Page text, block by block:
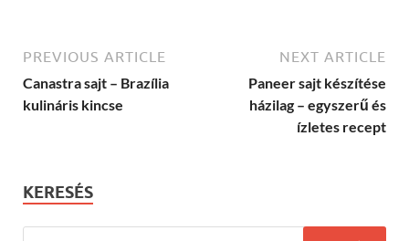
PREVIOUS ARTICLE
Canastra sajt – Brazília
kulináris kincse
NEXT ARTICLE
Paneer sajt készítése
házilag – egyszerű és
ízletes recept
KERESÉS